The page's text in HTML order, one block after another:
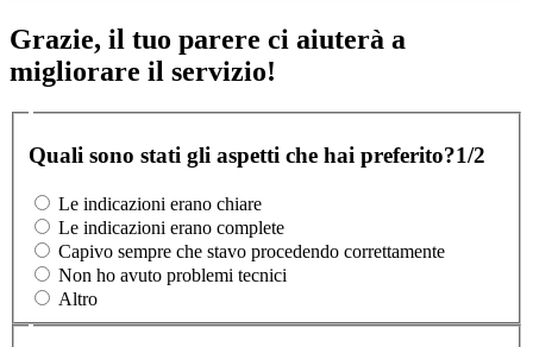
Grazie, il tuo parere ci aiuterà a
migliorare il servizio!
Quali sono stati gli aspetti che hai preferito?1/2
Le indicazioni erano chiare
Le indicazioni erano complete
Capivo sempre che stavo procedendo correttamente
Non ho avuto problemi tecnici
Altro